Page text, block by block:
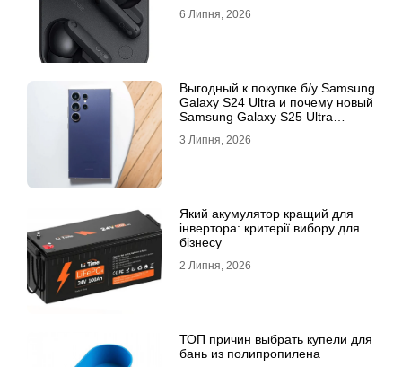
6 Липня, 2026
Выгодный к покупке б/у Samsung
Galaxy S24 Ultra и почему новый
Samsung Galaxy S25 Ultra
3 Липня, 2026
Який акумулятор кращий для
інвертора: критерії вибору для
бізнесу
2 Липня, 2026
ТОП причин выбрать купели для
бань из полипропилена